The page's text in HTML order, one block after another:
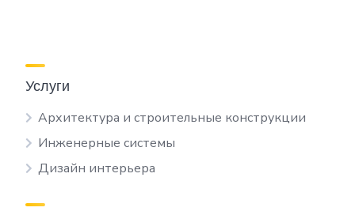
Услуги
Архитектура и строительные конструкции
Инженерные системы
Дизайн интерьера